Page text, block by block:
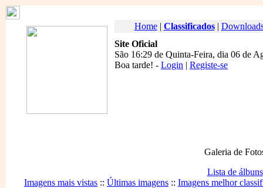
Home| Classificados|
Site Oficial
São 16:29 de Quinta-Feira, dia 06 de
Boa tarde! - Login | Registe-se
Galeria de
Lista de álbuns
Imagens mais vistas :: Últimas imagens :: Imagens melhor